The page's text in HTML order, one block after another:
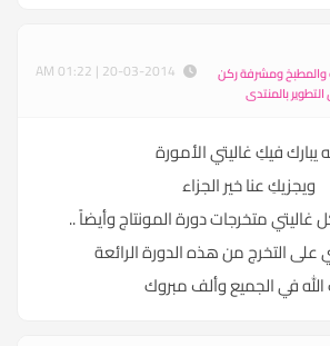
والمطبخ ومشرفة ركن
بالمنتدى
يبارك فيكِ غاليتي الأمورة
ويجزيكِ عنا خير الجزاء
متخرجات دورة المونتاج وأيضاً ..
على التخرج من هذه الدورة الرائعة
الله في الجميع وألف مبروك